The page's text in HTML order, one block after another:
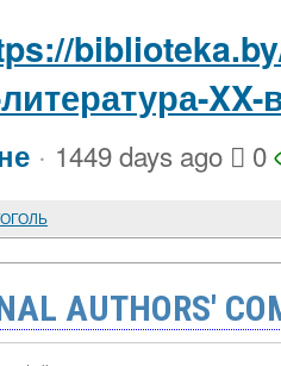
XX-
· 1449 days ago 0
AUTHORS'